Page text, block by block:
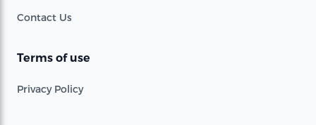
Contact Us
Terms of use
Privacy Policy